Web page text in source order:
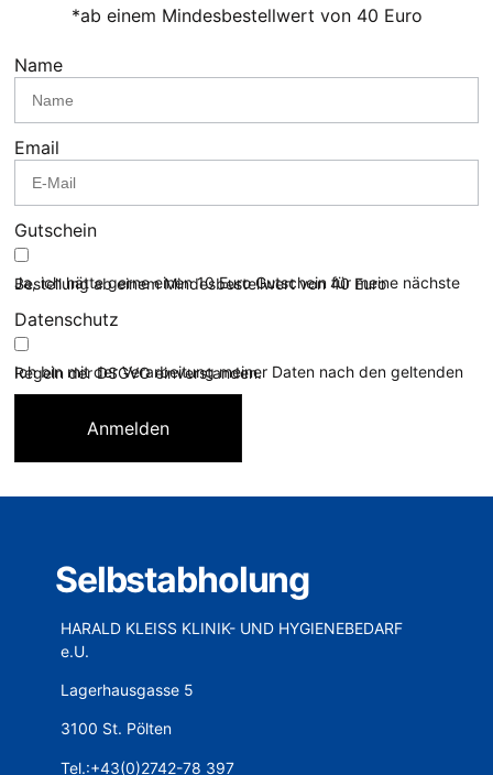
*ab einem Mindesbestellwert von 40 Euro
Name
Email
Gutschein
Ja, ich hätte gerne einen 10 Euro Gutschein für meine nächste Bestellung ab einem Mindesbestellwert von 40 Euro
Datenschutz
Ich bin mit der Verarbeitung meiner Daten nach den geltenden Regeln der DSGVO einverstanden.
Anmelden
Selbstabholung
HARALD KLEISS KLINIK- UND HYGIENEBEDARF
e.U.
Lagerhausgasse 5
3100 St. Pölten
Tel.:+43(0)2742-78 397